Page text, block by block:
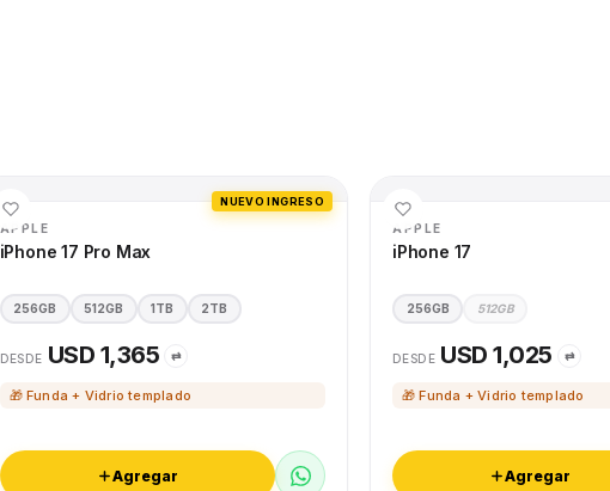
NUEVO INGRESO
APPLE
iPhone 17 Pro Max
256GB 512GB 1TB 2TB
DESDE USD 1,365 ⇄
🎁 Funda + Vidrio templado
Agregar
APPLE
iPhone 17
256GB 512GB
DESDE USD 1,025 ⇄
🎁 Funda + Vidrio templado
Agregar